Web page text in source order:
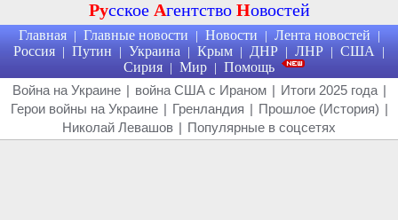
Русское Агентство Новостей
Главная | Главные новости | Новости | Лента новостей |
Россия | Путин | Украина | Крым | ДНР | ЛНР | США |
Сирия | Мир | Помощь
Война на Украине | война США с Ираном | Итоги 2025 года |
Герои войны на Украине | Гренландия | Прошлое (История) |
Николай Левашов | Популярные в соцсетях